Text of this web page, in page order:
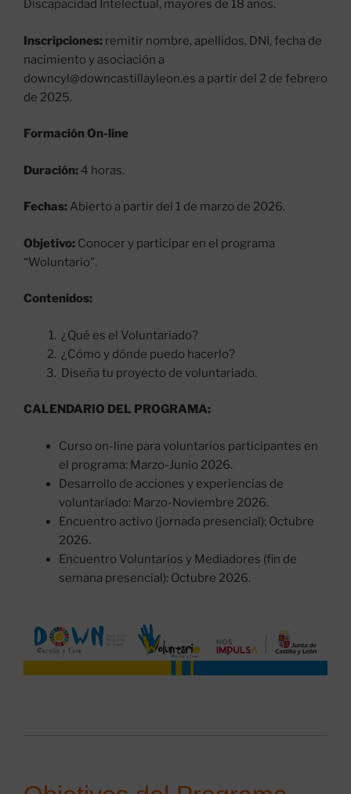
Discapacidad Intelectual, mayores de 18 años.
Inscripciones: remitir nombre, apellidos, DNI, fecha de
nacimiento y asociación a
downcyl@downcastillayleon.es a partir del 2 de febrero
de 2025.
Formación On-line
Duración: 4 horas.
Fechas: Abierto a partir del 1 de marzo de 2026.
Objetivo: Conocer y participar en el programa
“Woluntario”.
Contenidos:
¿Qué es el Voluntariado?
¿Cómo y dónde puedo hacerlo?
Diseña tu proyecto de voluntariado.
CALENDARIO DEL PROGRAMA:
Curso on-line para voluntarios participantes en
el programa: Marzo-Junio 2026.
Desarrollo de acciones y experiencias de
voluntariado: Marzo-Noviembre 2026.
Encuentro activo (jornada presencial): Octubre
2026.
Encuentro Voluntarios y Mediadores (fin de
semana presencial): Octubre 2026.